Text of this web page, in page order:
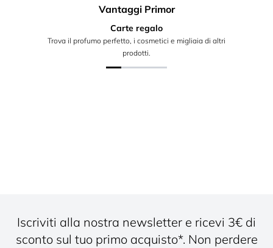
Vantaggi Primor
Carte regalo
Trova il profumo perfetto, i cosmetici e migliaia di altri
prodotti.
Iscriviti alla nostra newsletter e ricevi 3€ di
sconto sul tuo primo acquisto*. Non perdere